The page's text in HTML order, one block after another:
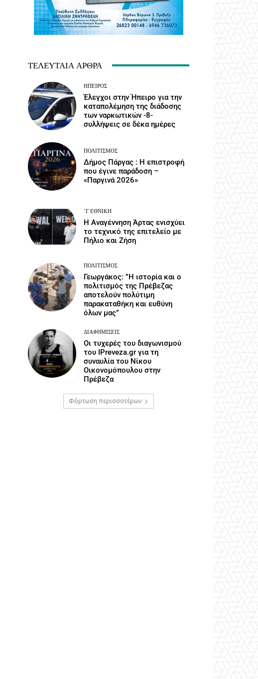
ΤΕΛΕΥΤΑΊΑ ΆΡΘΡΑ
ΉΠΕΙΡΟΣ
Έλεγχοι στην Ήπειρο για την
καταπολέμηση της διάδοσης
των ναρκωτικών -8-
συλλήψεις σε δέκα ημέρες
ΠΟΛΙΤΙΣΜΌΣ
Δήμος Πάργας : Η επιστροφή
που έγινε παράδοση –
«Παργινά 2026»
΄Γ ΕΘΝΙΚΉ
Η Αναγέννηση Άρτας ενισχύει
το τεχνικό της επιτελείο με
Πήλιο και Ζήση
ΠΟΛΙΤΙΣΜΌΣ
Γεωργάκος: ”Η ιστορία και ο
πολιτισμός της Πρέβεζας
αποτελούν πολύτιμη
παρακαταθήκη και ευθύνη
όλων μας”
ΔΙΑΦΗΜΊΣΕΙΣ
Οι τυχερές του διαγωνισμού
του IPreveza.gr για τη
συναυλία του Νίκου
Οικονομόπουλου στην
Πρέβεζα
Φόρτωση περισσοτέρων